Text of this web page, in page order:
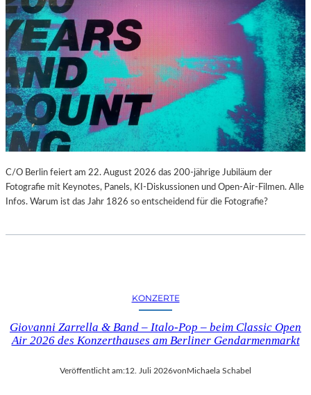
C/O Berlin feiert am 22. August 2026 das 200-jährige Jubiläum der
Fotografie mit Keynotes, Panels, KI-Diskussionen und Open-Air-Filmen. Alle
Infos. Warum ist das Jahr 1826 so entscheidend für die Fotografie?
KONZERTE
Giovanni Zarrella & Band – Italo-Pop – beim Classic Open
Air 2026 des Konzerthauses am Berliner Gendarmenmarkt
Veröffentlicht am:12. Juli 2026von Michaela Schabel